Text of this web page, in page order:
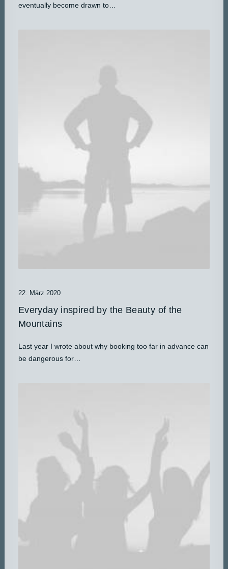
eventually become drawn to…
22. März 2020
Everyday inspired by the Beauty of the
Mountains
Last year I wrote about why booking too far in advance can
be dangerous for…